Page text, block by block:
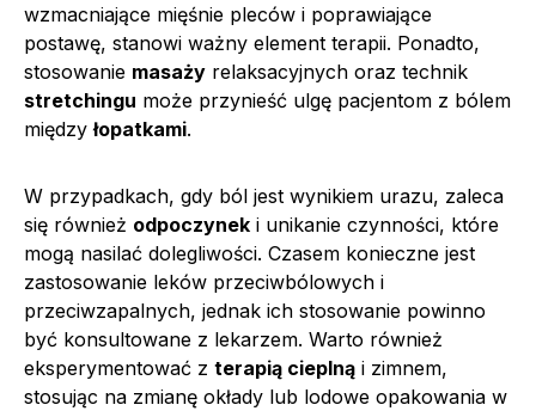
wzmacniające mięśnie pleców i poprawiające
postawę, stanowi ważny element terapii. Ponadto,
stosowanie masaży relaksacyjnych oraz technik
stretchingu może przynieść ulgę pacjentom z bólem
międzyłopatkami.
W przypadkach, gdy ból jest wynikiem urazu, zaleca
się również odpoczynek i unikanie czynności, które
mogą nasilać dolegliwości. Czasem konieczne jest
zastosowanie leków przeciwbólowych i
przeciwzapalnych, jednak ich stosowanie powinno
być konsultowane z lekarzem. Warto również
eksperymentować z terapią cieplną i zimnem,
stosując na zmianę okłady lub lodowe opakowania w